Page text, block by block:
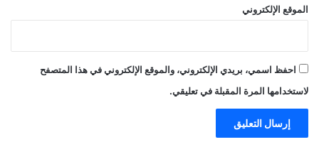
الموقع الإلكتروني
احفظ اسمي، بريدي الإلكتروني، والموقع الإلكتروني في هذا المتصفح
لاستخدامها المرة المقبلة في تعليقي.